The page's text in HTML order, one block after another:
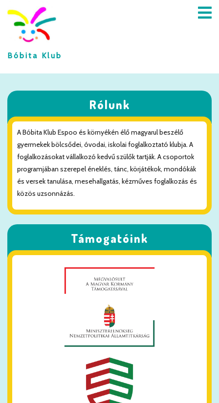
Bóbita Klub
A BÓBITA
KLUBRÓL
BEIRATKOZÁS
KAPCSOLAT
FACEBOOK
ÉNEKEK,
MONDÓKÁK
FOGLALKOZÁSOK
KÖNYVTÁR,
Rólunk
A Bóbita Klub Espoo és környékén élő magyarul beszélő
gyermekek bölcsődei, óvodai, iskolai foglalkoztató klubja. A
foglalkozásokat vállalkozó kedvű szülők tartják. A csoportok
programjában szerepel éneklés, tánc, körjátékok, mondókák
és versek tanulása, mesehallgatás, kézműves foglalkozás és
közös uzsonnázás.
Támogatóink